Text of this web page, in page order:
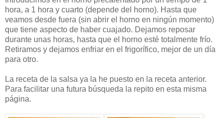
hora, a 1 hora y cuarto (depende del horno). Hasta que
veamos desde fuera (sin abrir el horno en ningún momento)
que tiene aspecto de haber cuajado. Dejamos reposar
durante unas horas, hasta que el horno esté totalmente frío.
Retiramos y dejamos enfriar en el frigorífico, mejor de un día
para otro.
La receta de la salsa ya la he puesto en la receta anterior.
Para facilitar una futura búsqueda la repito en esta misma
página.